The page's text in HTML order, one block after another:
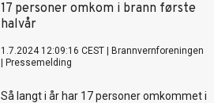
17 personer omkom i brann første
halvår
1.7.2024 12:09:16 CEST
Brannvernforeningen
Pressemelding
Så langt i år har 17 personer omkommet i